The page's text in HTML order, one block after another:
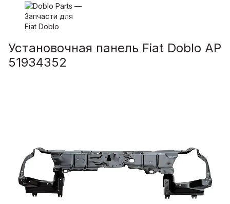
Установочная панель Fiat Doblo AP
51934352